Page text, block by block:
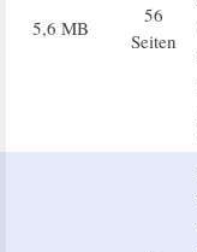
5,6 MB
56
Seiten